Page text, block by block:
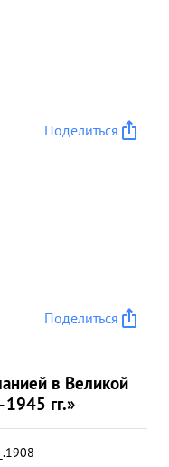
Поделиться
Поделиться
в Великой
гг.»